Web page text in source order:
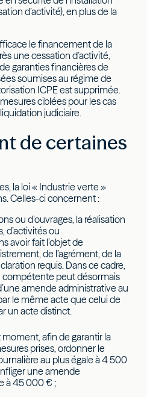
d’activité), en plus de la
le financement de la
une cessation d’activité,
garanties financières de
soumises au régime de
ICPE est supprimée.
ciblées pour les cas
judiciaire.
de certaines
la loi « Industrie verte »
Celles-ci concernent :
ou d’ouvrages, la réalisation
d’activités ou
avoir fait l’objet de
de l’agrément, de la
requis. Dans ce cadre,
compétente peut désormais
amende administrative au
le même acte que celui de
un acte distinct.
afin de garantir la
prises, ordonner le
au plus égale à 4 500
une amende
à 45 000 € ;